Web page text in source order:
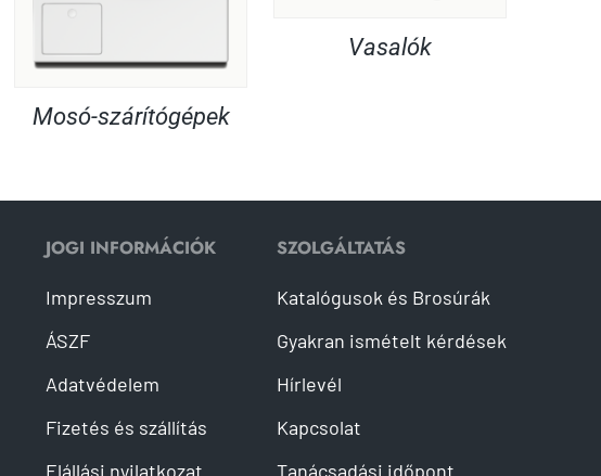
Mosó-szárítógépek
Vasalók
JOGI INFORMÁCIÓK
Impresszum
ÁSZF
Adatvédelem
Fizetés és szállítás
Elállási nyilatkozat
SZOLGÁLTATÁS
Katalógusok és Brosúrák
Gyakran ismételt kérdések
Hírlevél
Kapcsolat
Tanácsadási időpont